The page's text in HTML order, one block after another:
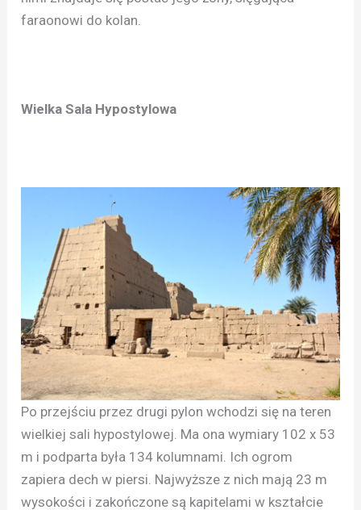
faraonowi do kolan.
Wielka Sala Hypostylowa
Po przejściu przez drugi pylon wchodzi się na teren
wielkiej sali hypostylowej. Ma ona wymiary 102 x 53
m i podparta była 134 kolumnami. Ich ogrom
zapiera dech w piersi. Najwyższe z nich mają 23 m
wysokości i zakończone są kapitelami w kształcie